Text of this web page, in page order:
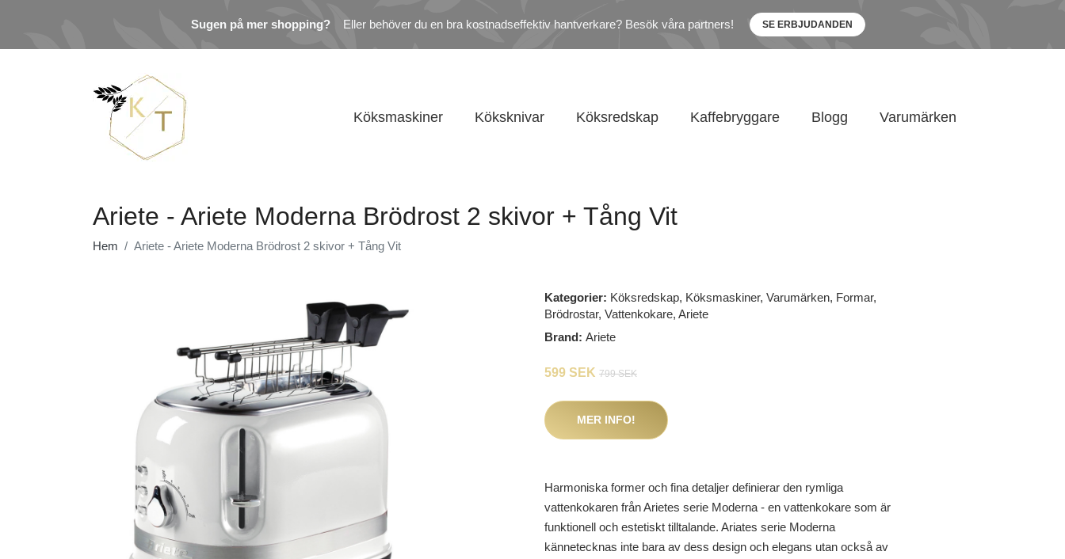
Sugen på mer shopping? Eller behöver du en bra kostnadseffektiv hantverkare? Besök våra partners! SE ERBJUDANDEN
Köksmaskiner Köksknivar Köksredskap Kaffebryggare Blogg Varumärken
Ariete - Ariete Moderna Brödrost 2 skivor + Tång Vit
Hem Ariete - Ariete Moderna Brödrost 2 skivor + Tång Vit
Kategorier: Köksredskap, Köksmaskiner, Varumärken, Formar,
Brödrostar, Vattenkokare, Ariete
Brand: Ariete
599 SEK 799 SEK
MER INFO!
Harmoniska former och fina detaljer definierar den rymliga
vattenkokaren från Arietes serie Moderna - en vattenkokare som är
funktionell och estetiskt tilltalande. Ariates serie Moderna
kännetecknas inte bara av dess design och elegans utan också av